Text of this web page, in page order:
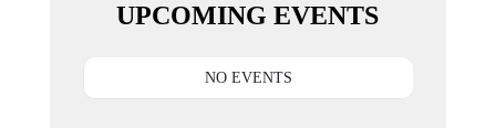
UPCOMING EVENTS
NO EVENTS